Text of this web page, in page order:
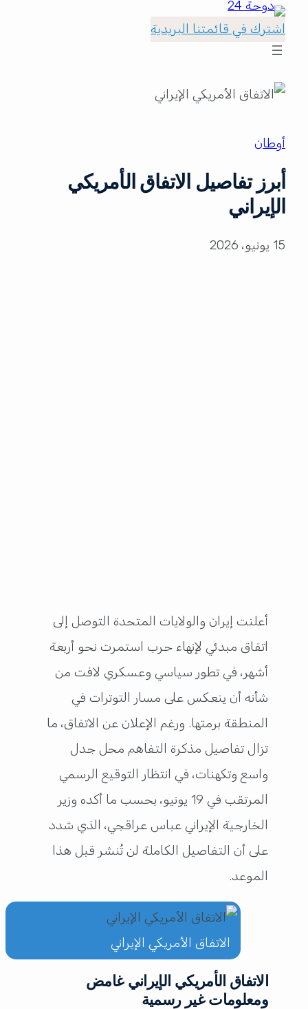
اشترك في قائمتنا البريدية
أوطان
أبرز تفاصيل الاتفاق الأمريكي
الإيراني
15 يونيو، 2026
أعلنت إيران والولايات المتحدة التوصل إلى
اتفاق مبدئي لإنهاء حرب استمرت نحو أربعة
أشهر، في تطور سياسي وعسكري لافت من
شأنه أن ينعكس على مسار التوترات في
المنطقة برمتها. ورغم الإعلان عن الاتفاق، ما
تزال تفاصيل مذكرة التفاهم محل جدل
واسع وتكهنات، في انتظار التوقيع الرسمي
المرتقب في 19 يونيو، بحسب ما أكده وزير
الخارجية الإيراني عباس عراقجي، الذي شدد
على أن التفاصيل الكاملة لن تُنشر قبل هذا
الموعد.
الاتفاق الأمريكي الإيراني
الاتفاق الأمريكي الإيراني غامض
ومعلومات غير رسمية